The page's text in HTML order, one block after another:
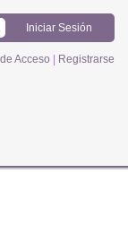
Acceso Registrarse